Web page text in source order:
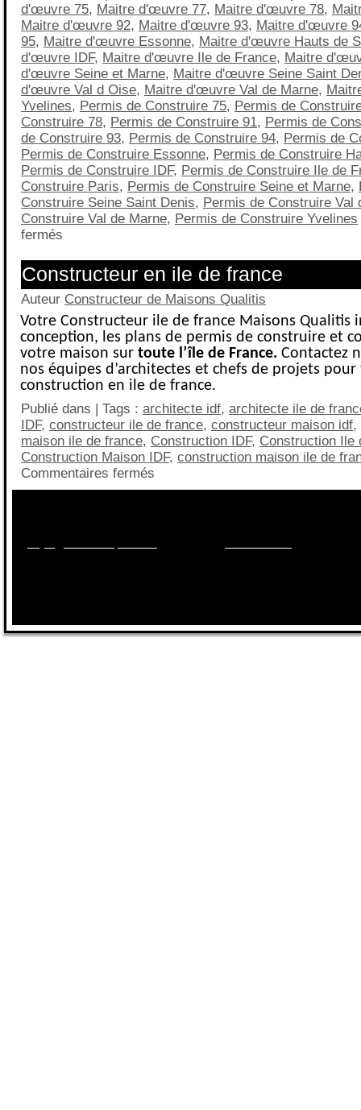
d'œuvre 75, Maitre d'œuvre 77, Maitre d'œuvre 78,
Maitre d'œuvre 92, Maitre d'œuvre 93, Maitre d'œuvre
95, Maitre d'œuvre Essonne, Maitre d'œuvre Hauts de
d'œuvre IDF, Maitre d'œuvre Ile de France, Maitre
d'œuvre Seine et Marne, Maitre d'œuvre Seine Saint
d'œuvre Val d Oise, Maitre d'œuvre Val de Marne,
Yvelines, Permis de Construire 75, Permis de
Construire 78, Permis de Construire 91, Permis de
de Construire 93, Permis de Construire 94, Permis de
Permis de Construire Essonne, Permis de Construire
Permis de Construire IDF, Permis de Construire Ile de
Construire Paris, Permis de Construire Seine et Marne,
Construire Seine Saint Denis, Permis de Construire Val
Construire Val de Marne, Permis de Construire Yvelines
fermés
Constructeur en ile de france
Auteur Constructeur de Maisons Qualitis
Votre Constructeur ile de france Maisons Qualitis
conception, les plans de permis de construire et
votre maison sur toute l’île de France. Contactez
nos équipes d’architectes et chefs de projets
construction en ile de france.
Publié dans | Tags : architecte idf, architecte ile de
IDF, constructeur ile de france, constructeur maison idf,
maison ile de france, Construction IDF, Construction Ile
Construction Maison IDF, construction maison ile de
Commentaires fermés